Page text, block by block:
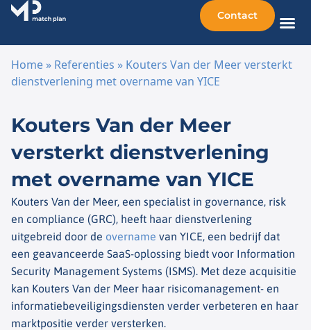
Contact
Home » Referenties » Kouters Van der Meer versterkt
dienstverlening met overname van YICE
Kouters Van der Meer
versterkt dienstverlening
met overname van YICE
Kouters Van der Meer, een specialist in governance, risk
en compliance (GRC), heeft haar dienstverlening
uitgebreid door de overname van YICE, een bedrijf dat
een geavanceerde SaaS-oplossing biedt voor Information
Security Management Systems (ISMS). Met deze acquisitie
kan Kouters Van der Meer haar risicomanagement- en
informatiebeveiligingsdiensten verder verbeteren en haar
marktpositie verder versterken.